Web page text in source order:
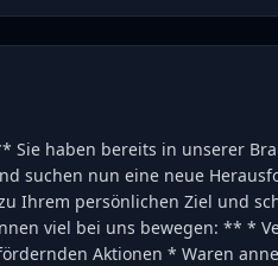
Sie haben bereits in unserer
suchen nun eine neue
Ihrem persönlichen Ziel und
viel bei uns bewegen: ** *
Aktionen * Waren